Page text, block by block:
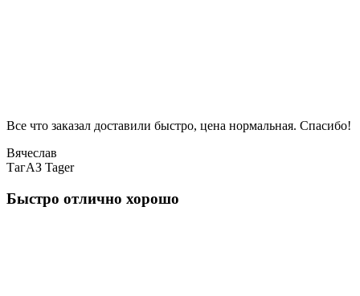
Все что заказал доставили быстро, цена нормальная. Спасибо!
Вячеслав
ТагАЗ Tager
Быстро отлично хорошо